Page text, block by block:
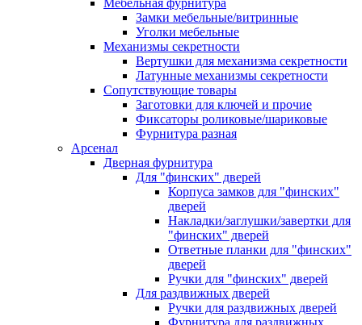
Мебельная фурнитура
Замки мебельные/витринные
Уголки мебельные
Механизмы секретности
Вертушки для механизма секретности
Латунные механизмы секретности
Сопутствующие товары
Заготовки для ключей и прочие
Фиксаторы роликовые/шариковые
Фурнитура разная
Арсенал
Дверная фурнитура
Для "финских" дверей
Корпуса замков для "финских"
дверей
Накладки/заглушки/завертки для
"финских" дверей
Ответные планки для "финских"
дверей
Ручки для "финских" дверей
Для раздвижных дверей
Ручки для раздвижных дверей